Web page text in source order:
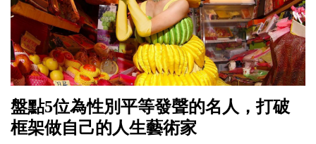
盤點5位為性別平等發聲的名人，打破
框架做自己的人生藝術家